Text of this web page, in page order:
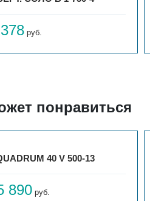
руб.
понравиться
40 V 500-13
890 руб.